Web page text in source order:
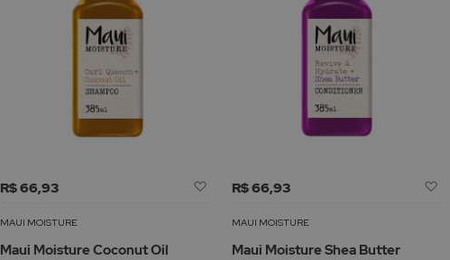
R$ 66,93
Adicionar
Lista
Desejos
MAUI MOISTURE
Maui Moisture Coconut Oil
R$ 66,93
MAUI MOISTURE
Maui Moisture Shea Butter